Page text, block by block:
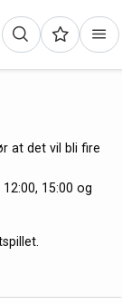
at det vil bli fire
15:00 og